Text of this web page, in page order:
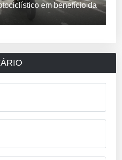
em benefício da